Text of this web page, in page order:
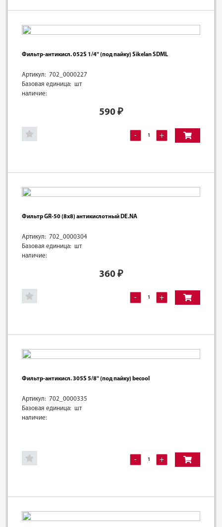
Фильтр-антикисл. 052S 1/4" (под пайку) Sikelan SDML
Артикул: 702_0000227
Базовая единица: шт
наличие:
590 ₽
- +
Фильтр GR-50 (8х8) антикислотный DE.NA
Артикул: 702_0000304
Базовая единица: шт
наличие:
360 ₽
- +
Фильтр-антикисл. 305S 5/8" (под пайку) becool
Артикул: 702_0000335
Базовая единица: шт
наличие:
- +